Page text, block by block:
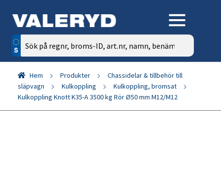
Sök
efter:
Hem Produkter
Chassidelar & tillbehör till
släpvagn
Kulkoppling
Kulkoppling, bromsat
Kulkoppling Knott K35-A 3500 kg Rör Ø50 mm M12/M12